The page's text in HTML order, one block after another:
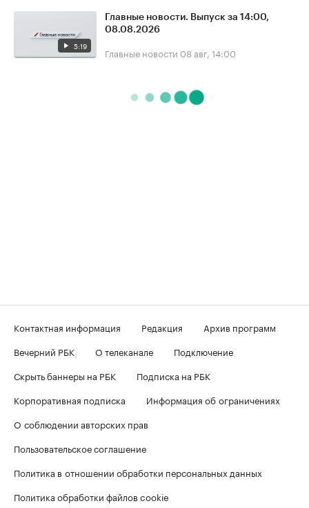
5:19
Главные новости. Выпуск за 14:00,
08.08.2026
Главные новости 08 авг, 14:00
Контактная информация Редакция
Архив программ
Вечерний РБК
О телеканале
Подключение
Скрыть баннеры на РБК
Подписка на РБК
Корпоративная подписка
Информация об ограничениях
О соблюдении авторских прав
Пользовательское соглашение
Политика в отношении обработки персональных данных
Политика обработки файлов cookie